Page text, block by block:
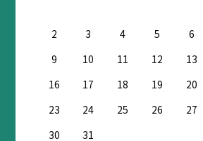
2
3 4 5 6
9
10 11 12 13
16
17 18 19 20
23
24 25 26 27
30
31